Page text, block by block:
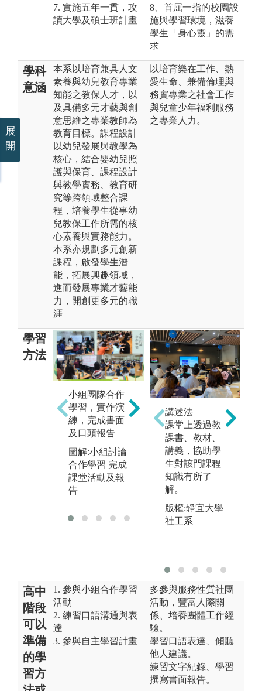
7. 實施五年一貫，攻
讀大學及碩士班計畫
8、首屈一指的校園設
施與學習環境，滋養
學生「身心靈」的需
求
學科
意涵
本系以培育兼具人文
素養與幼兒教育專業
知能之教保人才，以
及具備多元才藝與創
意思維之專業教師為
教育目標。課程設計
以幼兒發展與教學為
核心，結合嬰幼兒照
護與保育、課程設計
與教學實務、教育研
究等跨領域整合課
程，培養學生從事幼
兒教保工作所需的核
心素養與實務能力。
本系亦規劃多元創新
課程，啟發學生潛
能，拓展興趣領域，
進而發展專業才藝能
力，開創更多元的職
涯
以培育樂在工作、熱
愛生命、兼備倫理與
務實專業之社會工作
與兒童少年福利服務
之專業人力。
學習
方法
小組團隊合作
學習，實作演
練，完成書面
及口頭報告
圖解:小組討論
合作學習 完成
課堂活動及報
告
嬰幼兒行為觀
察及嬰幼兒照
護與教保工作
實務操作學習
圖解:到幼兒園
試教帶動小朋
友活動
講述法
課堂上透過教
課書、教材、
講義，協助學
生對該門課程
知識有所了
解。
版權:靜宜大學
社工系
高中
階段
可以
準備
的學
習方
1. 參與小組合作學習
活動
2. 練習口語溝通與表
達
3. 參與自主學習計畫
多參與服務性質社團
活動，豐富人際關
係、培養團體工作經
驗。
學習口語表達、傾聽
他人建議。
練習文字紀錄、學習
撰寫書面報告。
展
開